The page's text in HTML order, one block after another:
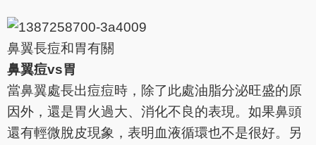
鼻翼長痘和胃有關
鼻翼痘vs胃
當鼻翼處長出痘痘時，除了此處油脂分泌旺盛的原
因外，還是胃火過大、消化不良的表現。如果鼻頭
還有輕微脫皮現象，表明血液循環也不是很好。另